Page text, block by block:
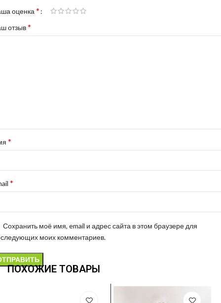
оценка *
отзыв*
*
*
Сохранить моё имя, email и адрес сайта в этом браузере для
моих комментариев.
ПОХОЖИЕ ТОВАРЫ